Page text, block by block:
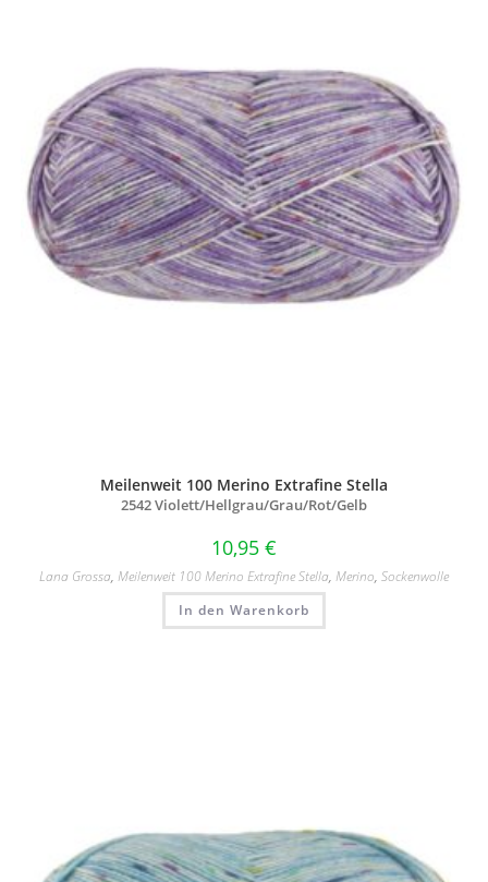
Meilenweit 100 Merino Extrafine Stella
2542 Violett/Hellgrau/Grau/Rot/Gelb
10,95 €
Lana Grossa, Meilenweit 100 Merino Extrafine Stella, Merino, Sockenwolle
In den Warenkorb